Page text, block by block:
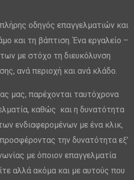
πλήρης οδηγός επαγγελματιών και
και τη βάπτιση. Ένα εργαλείο –
με στόχο τη διευκόλυνση
ανά περιοχή και ανά κλάδο.
μας, παρέχονται ταυτόχρονα
καθώς και η δυνατότητα
ενδιαφερομένων με ένα κλικ,
την δυνατότητα εξ’
με όποιον επαγγελματία
αλλά ακόμα και με αυτούς που